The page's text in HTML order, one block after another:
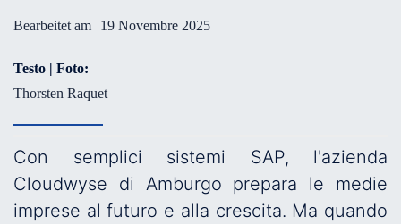
Con semplici sistemi SAP, l'azienda
Cloudwyse di Amburgo prepara le medie
imprese al futuro e alla crescita. Ma quando
Bearbeitet am 19 Novembre 2025
Testo | Foto:
Thorsten Raquet